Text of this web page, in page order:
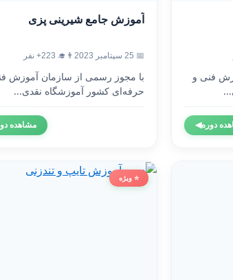
فنی و
دوره◀
آموزش جامع شیرینی پزی
📅 25 سپتامبر 2023 👨‍🎓 223+ نفر
با مجوز رسمی از سازمان آموزش
حرفه‌ای کشور آموزشگاه نقدی...
مشاهده
⭐ ویژه